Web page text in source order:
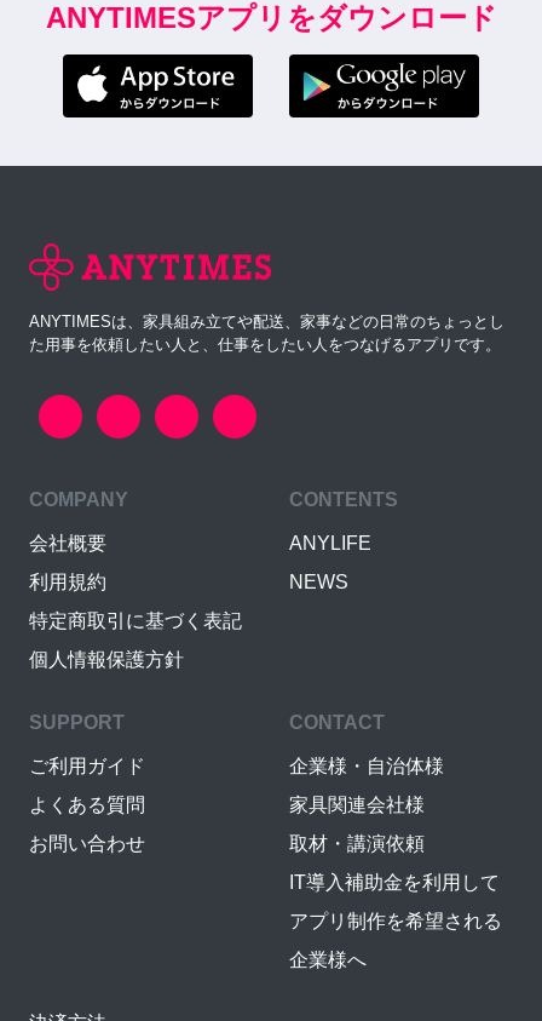
ANYTIMESアプリをダウンロード
ANYTIMESは、家具組み立てや配送、家事などの日常のちょっとし
た用事を依頼したい人と、仕事をしたい人をつなげるアプリです。
COMPANY
会社概要
利用規約
特定商取引に基づく表記
個人情報保護方針
CONTENTS
ANYLIFE
NEWS
SUPPORT
ご利用ガイド
よくある質問
お問い合わせ
CONTACT
企業様・自治体様
家具関連会社様
取材・講演依頼
IT導入補助金を利用して
アプリ制作を希望される
企業様へ